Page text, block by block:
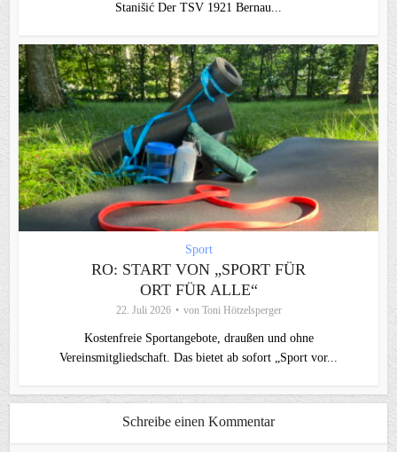
Stanišić Der TSV 1921 Bernau...
Sport
RO: START VON „SPORT FÜR
ORT FÜR ALLE“
22. Juli 2026 von Toni Hötzelsperger
Kostenfreie Sportangebote, draußen und ohne
Vereinsmitgliedschaft. Das bietet ab sofort „Sport vor...
Schreibe einen Kommentar